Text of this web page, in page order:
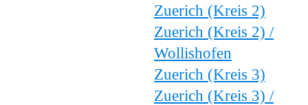
Zuerich (Kreis 2)
Zuerich (Kreis 2) /
Wollishofen
Zuerich (Kreis 3)
Zuerich (Kreis 3) /